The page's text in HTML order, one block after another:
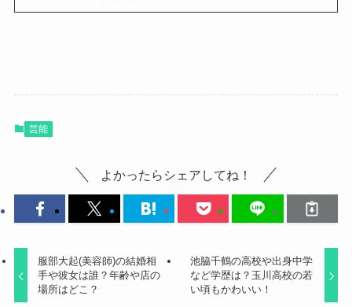
芸能
よかったらシェアしてね！
服部大起(美容師)の結婚相
手や彼女は誰？年齢や店の
場所はどこ？
池脇千鶴の高校や出身中学
など学歴は？玉川高校の若
い頃もかわいい！